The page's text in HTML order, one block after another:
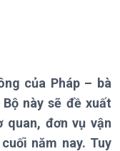
21h30
mục
Thời sự
của Pháp – bà
này sẽ đề xuất
quan, đơn vụ vận
năm nay. Tuy